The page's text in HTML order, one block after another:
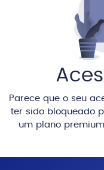
Parece que o seu
ter sido bloqueado
um plano